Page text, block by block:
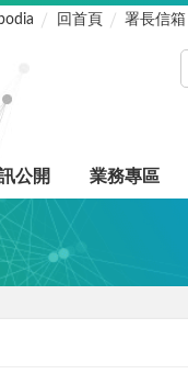
回首頁 署長信箱
公開 業務專區